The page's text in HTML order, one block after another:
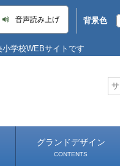
音声読み上げ 背景色
学校WEBサイトです
グランドデザイン
CONTENTS